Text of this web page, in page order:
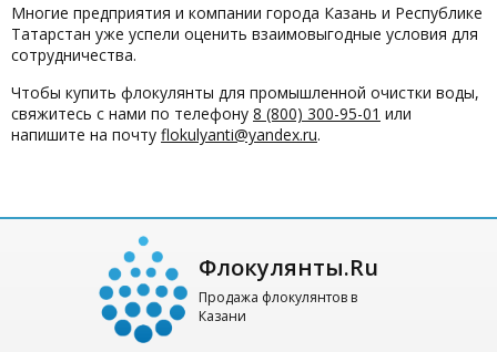
Многие предприятия и компании города Казань и Республике
Татарстан уже успели оценить взаимовыгодные условия для
сотрудничества.
Чтобы купить флокулянты для промышленной очистки воды,
свяжитесь с нами по телефону 8 (800) 300-95-01 или
напишите на почту flokulyanti@yandex.ru.
Флокулянты.Ru
Продажа флокулянтов в
Казани